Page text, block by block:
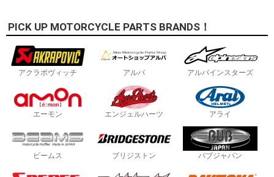
PICK UP MOTORCYCLE PARTS BRANDS！
アクラポヴィッチ アルバ アルパインスターズ
エーモン エンジェルハーツ アライ
ビームス ブリジストン バブジャパン